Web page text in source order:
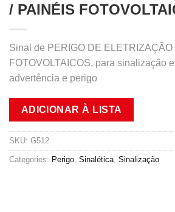
/ PAINÉIS
Sinal de PERIGO DE ELETRIZAÇÃO
FOTOVOLTAICOS, para sinalização
advertência e perigo
ADICIONAR À LISTA
SKU: G512
Categories: Perigo Sinalética Sinalização